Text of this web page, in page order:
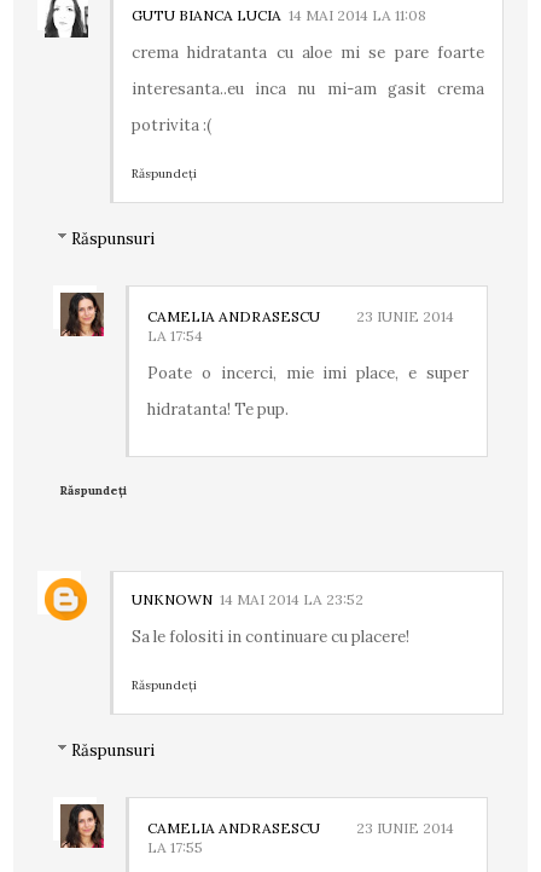
GUTU BIANCA LUCIA 14 MAI 2014 LA 11:08
crema hidratanta cu aloe mi se pare foarte
interesanta..eu inca nu mi-am gasit crema
potrivita :(
Răspundeți
Răspunsuri
CAMELIA ANDRASESCU
23 IUNIE 2014
LA 17:54
Poate o incerci, mie imi place, e super
hidratanta! Te pup.
Răspundeți
UNKNOWN 14 MAI 2014 LA 23:52
Sa le folositi in continuare cu placere!
Răspundeți
Răspunsuri
CAMELIA ANDRASESCU
23 IUNIE 2014
LA 17:55